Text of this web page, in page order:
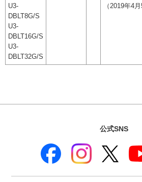
U3-
DBLT8G/S
U3-
DBLT16G/S
U3-
DBLT32G/S
（2019年4
公式SNS